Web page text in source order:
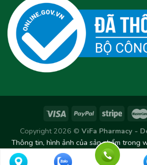
Copyright 2026 © ViFa Pharmacy -
Thông tin, hình ảnh của sản phẩm trong
chất tham khảo. Sản phẩm thực tế có thể